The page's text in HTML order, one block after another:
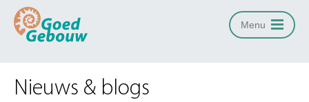
Menu
Nieuws & blogs